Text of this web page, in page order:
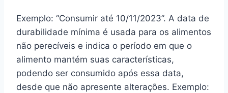
Exemplo: “Consumir até 10/11/2023”. A data de
durabilidade mínima é usada para os alimentos
não perecíveis e indica o período em que o
alimento mantém suas características,
podendo ser consumido após essa data,
desde que não apresente alterações. Exemplo: